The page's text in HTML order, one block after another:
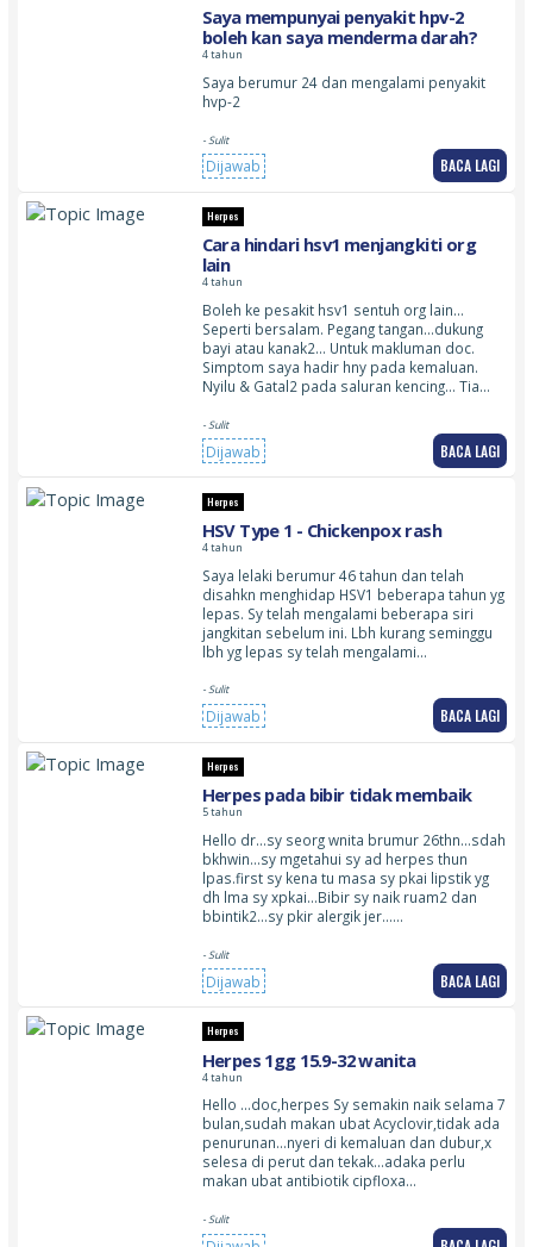
Saya mempunyai penyakit hpv-2
boleh kan saya menderma darah?
4 tahun
Saya berumur 24 dan mengalami penyakit
hvp-2
- Sulit
Dijawab BACA LAGI
Herpes
Cara hindari hsv1 menjangkiti org
lain
4 tahun
Boleh ke pesakit hsv1 sentuh org lain…
Seperti bersalam. Pegang tangan…dukung
bayi atau kanak2… Untuk makluman doc.
Simptom saya hadir hny pada kemaluan.
Nyilu & Gatal2 pada saluran kencing… Tia…
- Sulit
Dijawab BACA LAGI
Herpes
HSV Type 1 - Chickenpox rash
4 tahun
Saya lelaki berumur 46 tahun dan telah
disahkn menghidap HSV1 beberapa tahun yg
lepas. Sy telah mengalami beberapa siri
jangkitan sebelum ini. Lbh kurang seminggu
lbh yg lepas sy telah mengalami…
- Sulit
Dijawab BACA LAGI
Herpes
Herpes pada bibir tidak membaik
5 tahun
Hello dr…sy seorg wnita brumur 26thn…sdah
bkhwin…sy mgetahui sy ad herpes thun
lpas.first sy kena tu masa sy pkai lipstik yg
dh lma sy xpkai…Bibir sy naik ruam2 dan
bbintik2…sy pkir alergik jer……
- Sulit
Dijawab BACA LAGI
Herpes
Herpes 1gg 15.9-32 wanita
4 tahun
Hello …doc,herpes Sy semakin naik selama 7
bulan,sudah makan ubat Acyclovir,tidak ada
penurunan…nyeri di kemaluan dan dubur,x
selesa di perut dan tekak…adaka perlu
makan ubat antibiotik cipfloxa…
- Sulit